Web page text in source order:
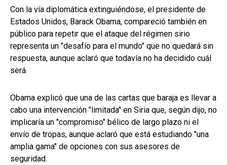
Con la vía diplomática extinguiéndose, el presidente de
Estados Unidos, Barack Obama, compareció también en
público para repetir que el ataque del régimen sirio
representa un "desafío para el mundo" que no quedará sin
respuesta, aunque aclaró que todavía no ha decidido cuál
será.
Obama explicó que una de las cartas que baraja es llevar a
cabo una intervención "limitada" en Siria que, según dijo, no
implicaría un "compromiso" bélico de largo plazo ni el
envío de tropas, aunque aclaró que está estudiando "una
amplia gama" de opciones con sus asesores de
seguridad.